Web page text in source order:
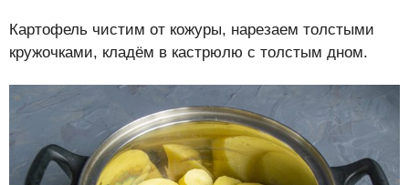
Картофель чистим от кожуры, нарезаем толстыми
кружочками, кладём в кастрюлю с толстым дном.